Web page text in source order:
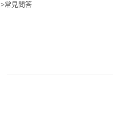
>常見問答